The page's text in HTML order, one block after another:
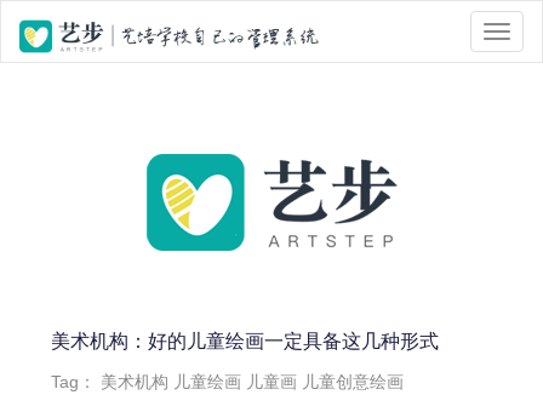
位置 : 首页 > Tag 标签页面 > 儿童绘画
美术机构：好的儿童绘画一定具备这几种形式
Tag： 美术机构 儿童绘画 儿童画 儿童创意绘画